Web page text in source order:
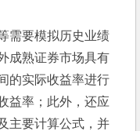
要模拟历史业绩
成熟证券市场具有
的实际收益率进行
益率；此外，还应
主要计算公式，并